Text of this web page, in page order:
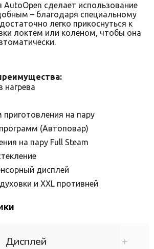
AutoOpen сделает использование
– благодаря специальному
легко прикоснуться к
локтем или коленом, чтобы она
нагрева
приготовления на пару
(Автоповар)
на пару Full Steam
дисплей
и XXL противней
Дисплей +